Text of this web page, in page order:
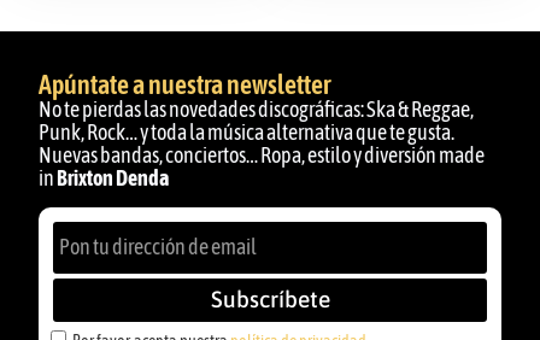
Apúntate a nuestra newsletter
No te pierdas las novedades discográficas: Ska & Reggae,
Punk, Rock… y toda la música alternativa que te gusta.
Nuevas bandas, conciertos… Ropa, estilo y diversión made
inBrixton Denda
Subscríbete